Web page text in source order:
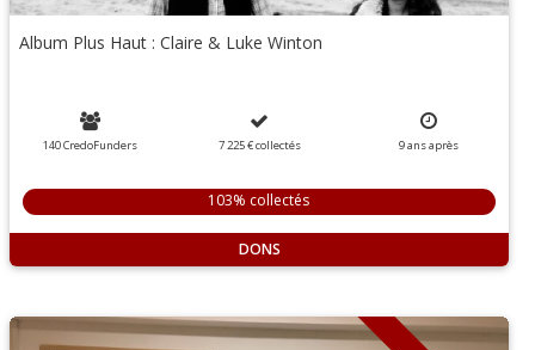
Album Plus Haut : Claire & Luke Winton
140 CredoFunders 7 225 €collectés 9ansaprès
103% collectés
DONS